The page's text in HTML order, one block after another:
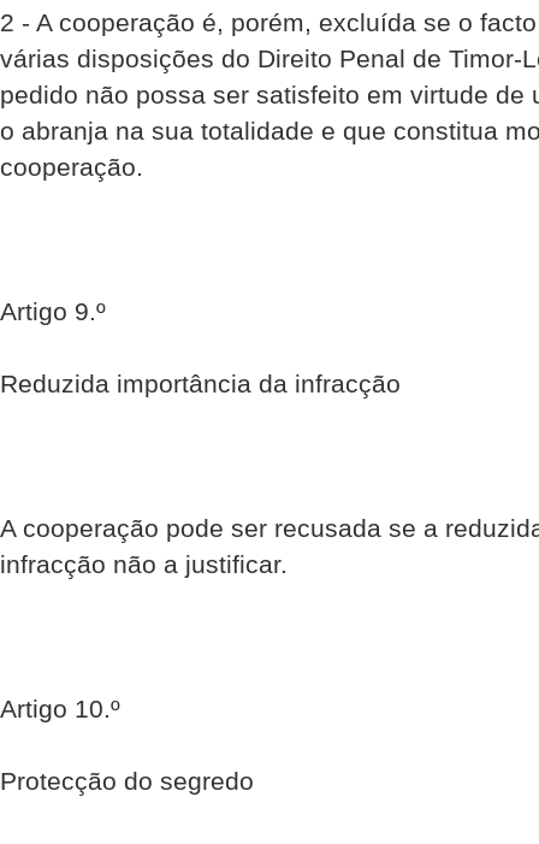
2 - A cooperação é, porém, excluída se o
várias disposições do Direito Penal de Timor-
pedido não possa ser satisfeito em virtude de
o abranja na sua totalidade e que constitua
cooperação.
Artigo 9.º
Reduzida importância da infracção
A cooperação pode ser recusada se a
infracção não a justificar.
Artigo 10.º
Protecção do segredo